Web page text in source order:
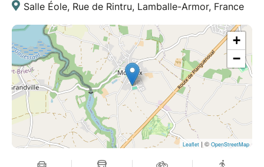
Salle Éole, Rue de Rintru, Lamballe-Armor, France
+
−
Leaflet| © OpenStreetMap